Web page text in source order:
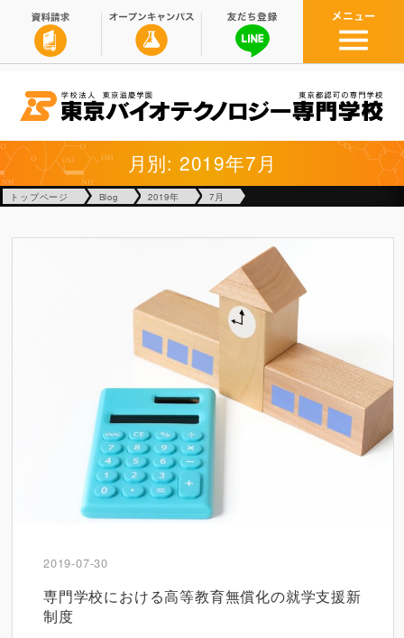
月別: 2019年7月
トップページ Blog 2019年 7月
2019-07-30
専門学校における高等教育無償化の就学支援新
制度